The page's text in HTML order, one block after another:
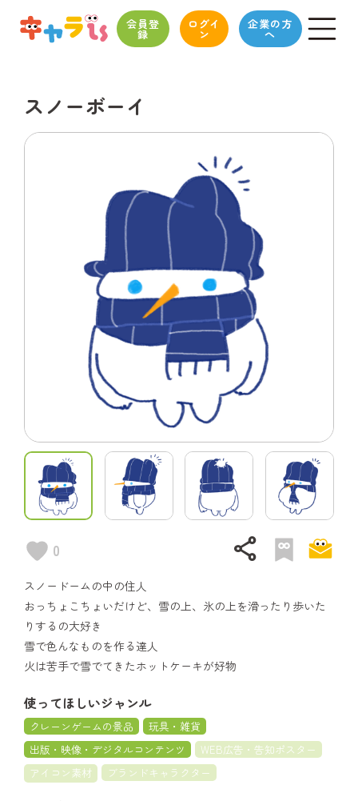
会員登
録
ログイ
ン
企業の方
へ
スノーボーイ
0 share
スノードームの中の住人
おっちょこちょいだけど、雪の上、氷の上を滑ったり歩いた
りするの大好き
雪で色んなものを作る達人
火は苦手で雪でてきたホットケーキが好物
使ってほしいジャンル
クレーンゲームの景品
玩具・雑貨
出版・映像・デジタルコンテンツ
WEB広告・告知ポスター
アイコン素材
ブランドキャラクター